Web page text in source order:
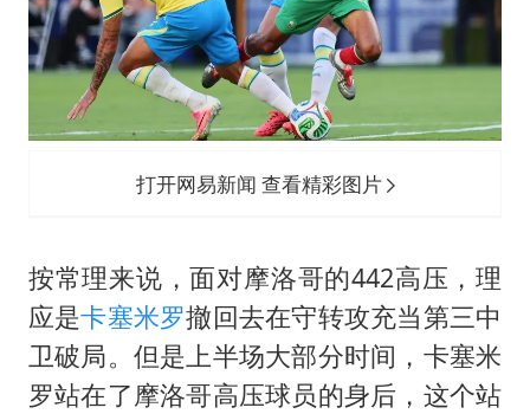
打开网易新闻 查看精彩图片
按常理来说，面对摩洛哥的442高压，理
应是卡塞米罗撤回去在守转攻充当第三中
卫破局。但是上半场大部分时间，卡塞米
罗站在了摩洛哥高压球员的身后，这个站